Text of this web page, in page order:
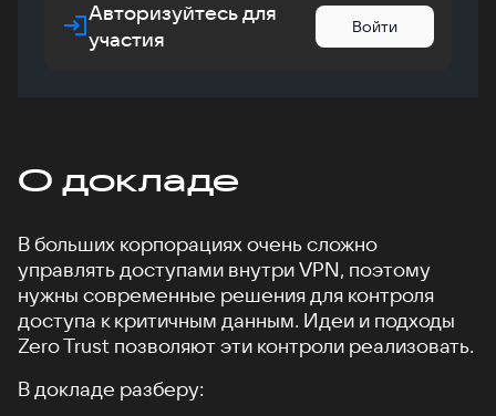
Авторизуйтесь для
участия
Войти
О докладе
В больших корпорациях очень сложно
управлять доступами внутри VPN, поэтому
нужны современные решения для контроля
доступа к критичным данным. Идеи и подходы
Zero Trust позволяют эти контроли реализовать.
В докладе разберу: